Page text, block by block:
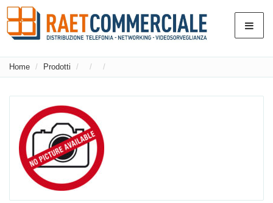
Home Prodotti